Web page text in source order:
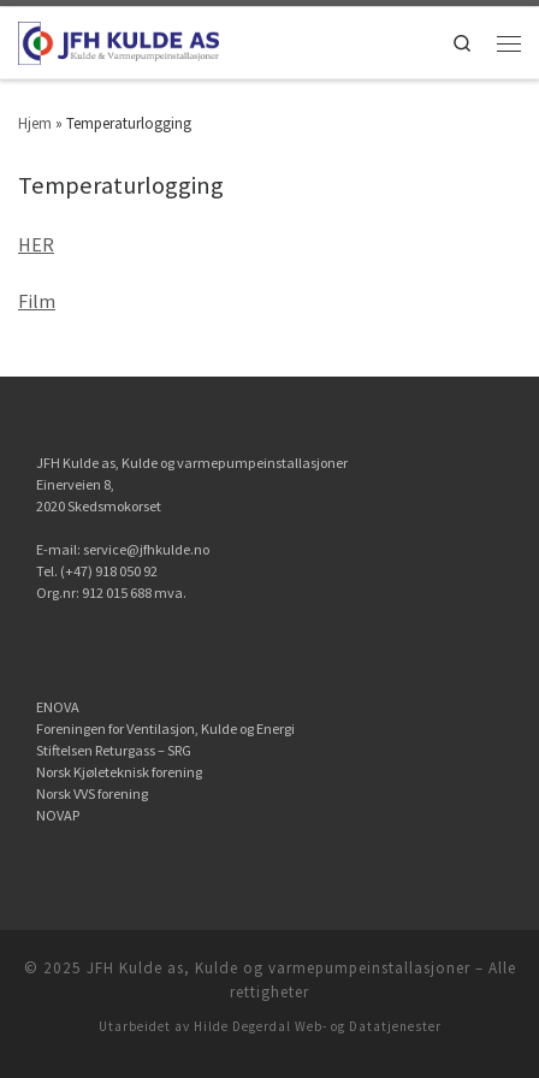
Search
Hjem » Temperaturlogging
Temperaturlogging
HER
Film
JFH Kulde as, Kulde og varmepumpeinstallasjoner
Einerveien 8,
2020 Skedsmokorset
E-mail: service@jfhkulde.no
Tel. (+47) 918 050 92
Org.nr: 912 015 688 mva.
ENOVA
Foreningen for Ventilasjon, Kulde og Energi
Stiftelsen Returgass – SRG
Norsk Kjøleteknisk forening
Norsk VVS forening
NOVAP
© 2025 JFH Kulde as, Kulde og varmepumpeinstallasjoner – Alle
rettigheter
Utarbeidet av Hilde Degerdal Web- og Datatjenester